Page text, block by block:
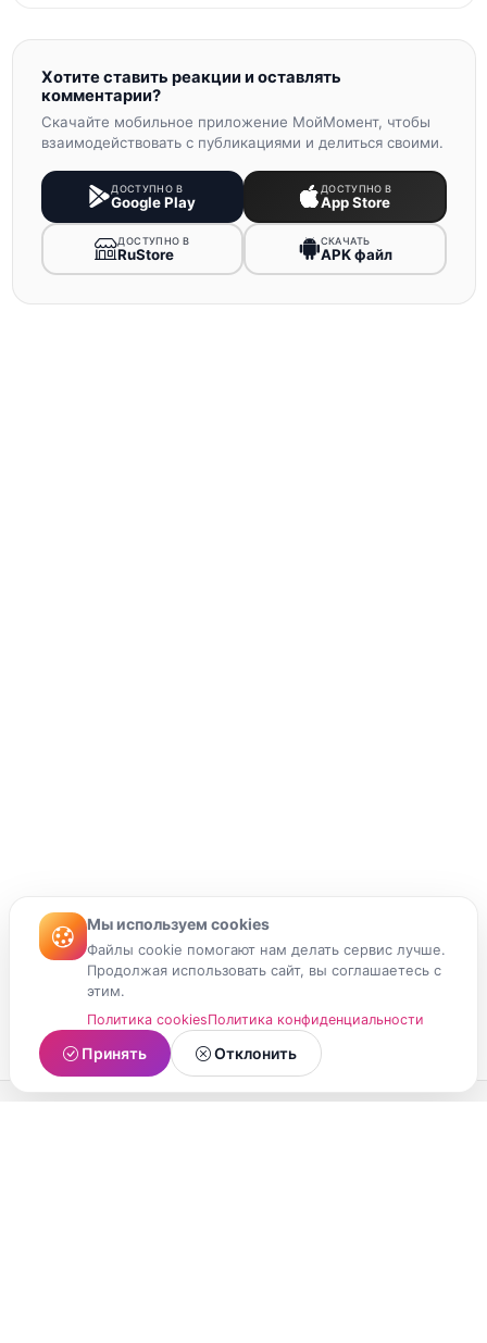
Хотите ставить реакции и оставлять
комментарии?
Скачайте мобильное приложение МойМомент, чтобы
взаимодействовать с публикациями и делиться своими.
ДОСТУПНО В
Google Play
ДОСТУПНО В
App Store
ДОСТУПНО В
RuStore
СКАЧАТЬ
APK файл
Мы используем cookies
Файлы cookie помогают нам делать сервис лучше.
Продолжая использовать сайт, вы соглашаетесь с
этим.
Политика cookiesПолитика конфиденциальности
Принять Отклонить